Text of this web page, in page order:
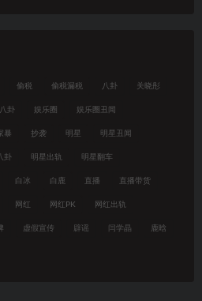
偷税 偷税漏税 八卦 关晓彤
卦 娱乐圈 娱乐圈丑闻
暴 抄袭 明星 明星丑闻
卦 明星出轨 明星翻车
白冰 白鹿 直播 直播带货
网红 网红PK 网红出轨
虚假宣传 辟谣 闫学晶 鹿晗